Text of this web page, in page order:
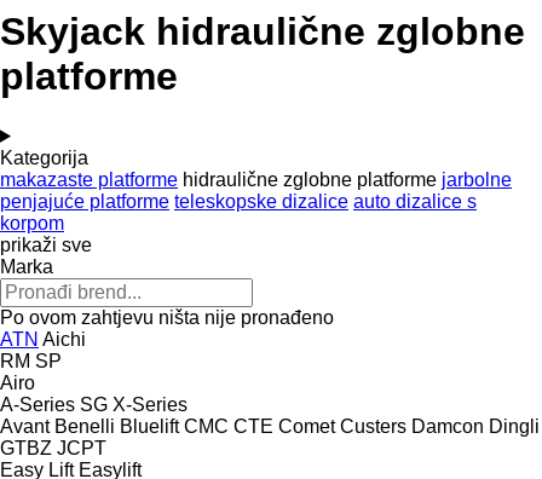
Skyjack hidraulične zglobne
platforme
Kategorija
makazaste platforme hidraulične zglobne platforme jarbolne
penjajuće platforme teleskopske dizalice auto dizalice s
korpom
prikaži sve
Marka
Po ovom zahtjevu ništa nije pronađeno
ATN Aichi
RM SP
Airo
A-Series SG X-Series
Avant Benelli Bluelift CMC CTE Comet Custers Damcon Dingli
GTBZ JCPT
Easy Lift Easylift